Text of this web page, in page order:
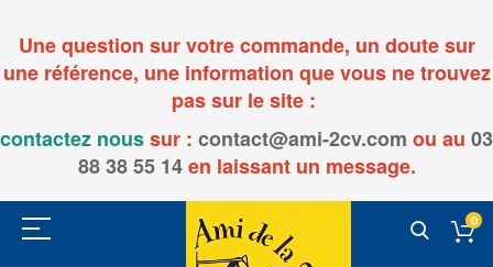
Une question sur votre commande, un doute sur
une référence, une information que vous ne trouvez
pas sur le site :
contactez noussur : contact@ami-2cv.com ou au 03
88 38 55 14en laissant un message.
0